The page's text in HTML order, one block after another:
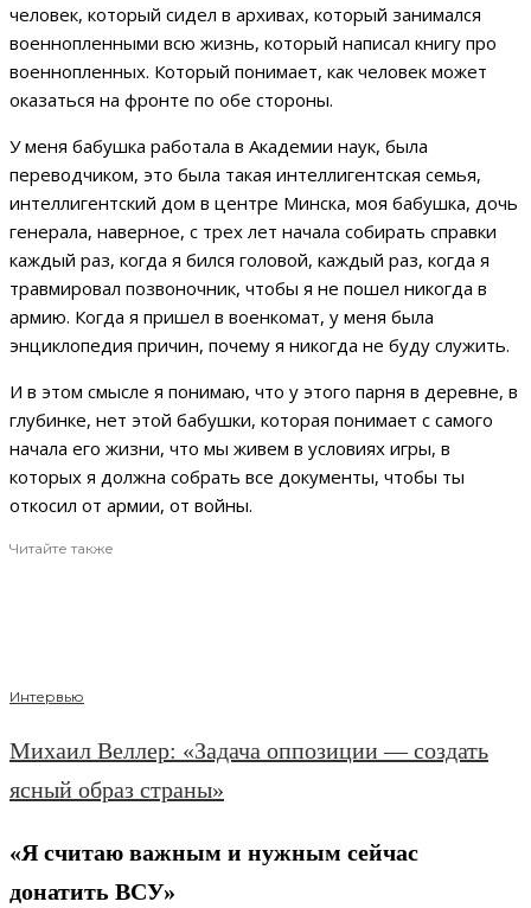
человек, который сидел в архивах, который занимался
военнопленными всю жизнь, который написал книгу про
военнопленных. Который понимает, как человек может
оказаться на фронте по обе стороны.
У меня бабушка работала в Академии наук, была
переводчиком, это была такая интеллигентская семья,
интеллигентский дом в центре Минска, моя бабушка, дочь
генерала, наверное, с трех лет начала собирать справки
каждый раз, когда я бился головой, каждый раз, когда я
травмировал позвоночник, чтобы я не пошел никогда в
армию. Когда я пришел в военкомат, у меня была
энциклопедия причин, почему я никогда не буду служить.
И в этом смысле я понимаю, что у этого парня в деревне, в
глубинке, нет этой бабушки, которая понимает с самого
начала его жизни, что мы живем в условиях игры, в
которых я должна собрать все документы, чтобы ты
откосил от армии, от войны.
Читайте также
Интервью
Михаил Веллер: «Задача оппозиции — создать
ясный образ страны»
«Я считаю важным и нужным сейчас
донатить ВСУ»